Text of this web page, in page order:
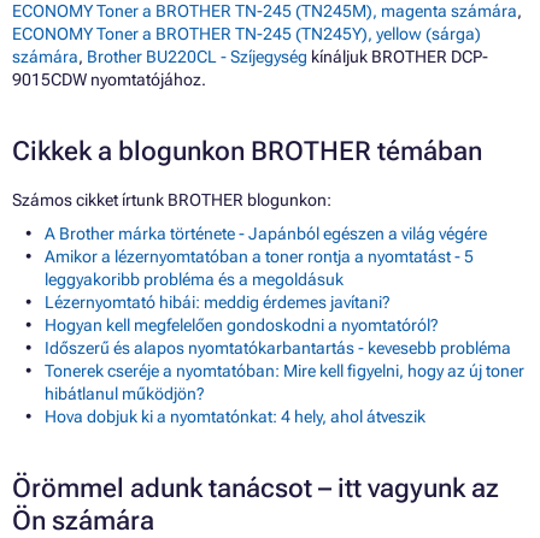
ECONOMY Toner a BROTHER TN-245 (TN245M), magenta számára,
ECONOMY Toner a BROTHER TN-245 (TN245Y), yellow (sárga)
számára, Brother BU220CL - Szíjegység kínáljuk BROTHER DCP-
9015CDW nyomtatójához.
Cikkek a blogunkon BROTHER témában
Számos cikket írtunk BROTHER blogunkon:
A Brother márka története - Japánból egészen a világ végére
Amikor a lézernyomtatóban a toner rontja a nyomtatást - 5
leggyakoribb probléma és a megoldásuk
Lézernyomtató hibái: meddig érdemes javítani?
Hogyan kell megfelelően gondoskodni a nyomtatóról?
Időszerű és alapos nyomtatókarbantartás - kevesebb probléma
Tonerek cseréje a nyomtatóban: Mire kell figyelni, hogy az új toner
hibátlanul működjön?
Hova dobjuk ki a nyomtatónkat: 4 hely, ahol átveszik
Örömmel adunk tanácsot – itt vagyunk az
Ön számára